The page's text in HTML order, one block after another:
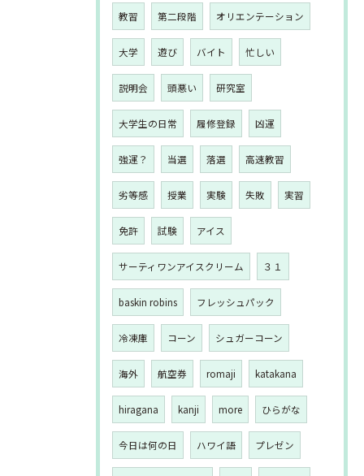
教習 第二段階 オリエンテーション
大学 遊び バイト 忙しい
説明会 頭悪い 研究室
大学生の日常 履修登録 凶運
強運？ 当選 落選 高速教習
劣等感 授業 実験 失敗 実習
免許 試験 アイス
サーティワンアイスクリーム ３１
baskin robins フレッシュパック
冷凍庫 コーン シュガーコーン
海外 航空券 romaji katakana
hiragana kanji more ひらがな
今日は何の日 ハワイ語 プレゼン